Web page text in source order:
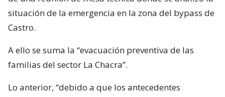
Lasautoridades declararon este miércoles Alerta
Amarilla para la comuna de Castro
terreno de la zona del bypass de la comuna, a raíz
particular sin autorización .